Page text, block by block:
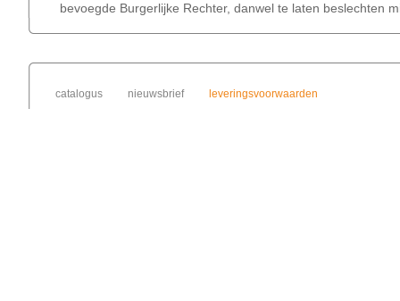
bevoegde Burgerlijke Rechter, danwel te laten beslechten
catalogus nieuwsbrief leveringsvoorwaarden